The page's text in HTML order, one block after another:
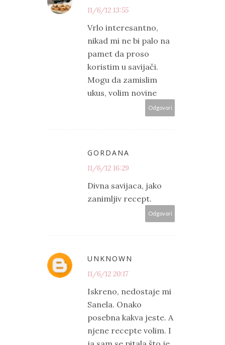
11/6/12 13:55
Vrlo interesantno,
nikad mi ne bi palo na
pamet da proso
koristim u savijači.
Mogu da zamislim
ukus, volim novine
Odgovori
GORDANA
11/6/12 16:29
Divna savijaca, jako
zanimljiv recept.
Odgovori
UNKNOWN
11/6/12 20:17
Iskreno, nedostaje mi
Sanela. Onako
posebna kakva jeste. A
njene recepte volim. I